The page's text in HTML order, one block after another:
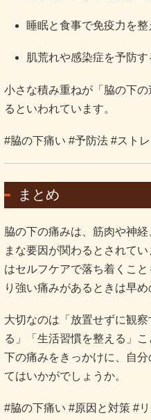
睡眠と食事で免疫力を整
肌荒れや感染症を予防
小さな積み重ねが「脇の下
るといわれています。
#脇の下痛い #予防法 #スト
まとめ
脇の下の痛みは、筋肉や神
まな要因が関わるとされて
はセルフケアで落ち着くこ
り強い痛みがあるときは早
大切なのは「放置せずに観
る」「生活習慣を整える」
下の痛みをきっかけに、自
てはいかがでしょうか。
#脇の下痛い #原因と対策 #